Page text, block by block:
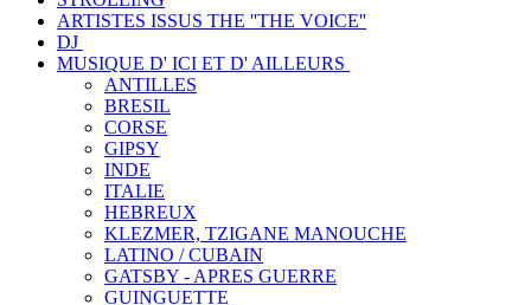
ARTISTES ISSUS THE ''THE VOICE''
DJ
MUSIQUE D' ICI ET D' AILLEURS
ANTILLES
BRESIL
CORSE
GIPSY
INDE
ITALIE
HEBREUX
KLEZMER, TZIGANE MANOUCHE
LATINO / CUBAIN
GATSBY - APRES GUERRE
GUINGUETTE